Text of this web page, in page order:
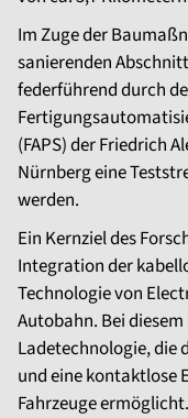
Im Zuge der
sanierenden
federführend durch
(FAPS) der Friedrich
Nürnberg eine
werden.
Ein Kernziel des
Integration der
Technologie von
Autobahn. Bei
Ladetechnologie, die
und eine kontaktlose
Fahrzeuge ermöglicht.